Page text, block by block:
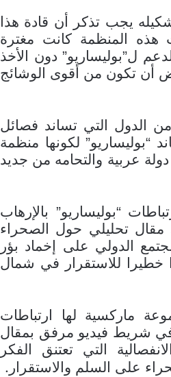
يجب تذكر أن قادة هذا
هذه المنظمة كانت مغترة
ل”بوليساريو” دون الأخذ
أن تكون من أقوى الوشائج
الدول التي تساند فصائل
“بوليساريو” لكونها منظمة
عربية والتحامه من جديد
“بوليساريو” بالإرهاب
تحليلي حول الصحراء
الدولي على إخماد بؤر
خطيرا للاستقرار في شمال
ماركسية لها ارتباطات
في شريط فيديو مرفق بمقال
التي تعتنق الفكر
على السلم والاستقرار .